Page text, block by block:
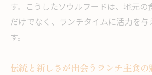
す。こうしたソウルフードは、地元の
だけでなく、ランチタイムに活力を与
す。
伝統と新しさが出会うランチ主食の